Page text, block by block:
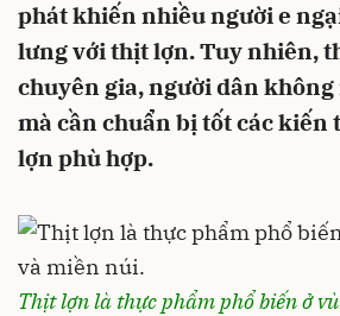
phát khiến nhiều người e
lưng với thịt lợn. Tuy nhiên,
chuyên gia, người dân
mà cần chuẩn bị tốt các kiến
lợn phù hợp.
Thịt lợn là thực phẩm phổ biến ở